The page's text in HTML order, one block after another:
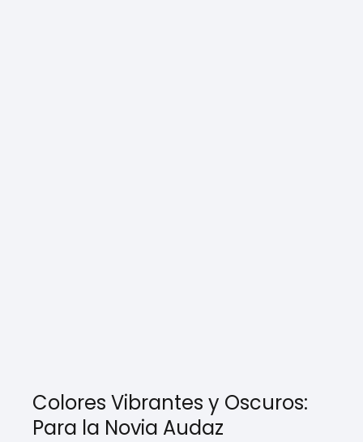
Colores Vibrantes y Oscuros:
Para la Novia Audaz